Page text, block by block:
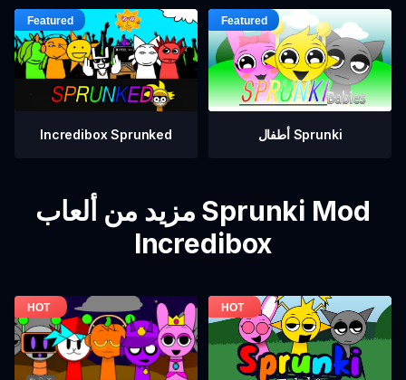
Incredibox Sprunked أطفال Sprunki
مزيد من ألعاب Sprunki Mod
Incredibox